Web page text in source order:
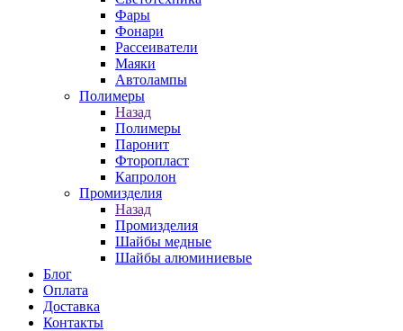
Фары
Фонари
Рассеиватели
Маяки
Автолампы
Полимеры
Назад
Полимеры
Паронит
Фторопласт
Капролон
Промизделия
Назад
Промизделия
Шайбы медные
Шайбы алюминиевые
Блог
Оплата
Доставка
Контакты